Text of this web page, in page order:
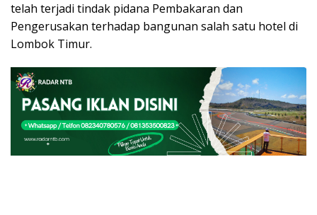
telah terjadi tindak pidana Pembakaran dan
Pengerusakan terhadap bangunan salah satu hotel di
Lombok Timur.